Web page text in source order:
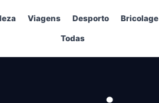
Viagens Desporto Bricolage
Todas